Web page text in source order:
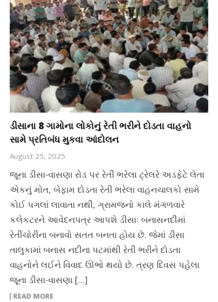
ડીસાના 8 ગામોના લોકોનું રેતી ભરીને દોડતા વાહનો
સામે પ્રતિબંધ મુકવા આંદોલન
August 25, 2025
જૂના ડીસા-વાસણા રોડ પર રેતી ભરેલા ટ્રેલરે અડફેટે લેતા
એકનું મોત, બેફામ દોડતા રેતી ભરેલા વાહનચાલકો સામે
કોઈ પગલાં લાવાતા નથી, ગ્રામજનો કાલે મંગળવારે
કલેકટરને આવેદનપત્ર આપશે ડીસાઃ બનાસનદીમાં
રેતીચોરીના બનાવો સતત બનતા હોય છે. જેમાં ડીસા
તાલુકામાં બનાસ નદીના પટમાંથી રેતી ભરીને દોડતા
વાહનોને લઈને વિવાદ ઊભો થયો છે. ત્રણ દિવસ પહેલા
જૂના ડીસા-વાસણા […]
READ MORE